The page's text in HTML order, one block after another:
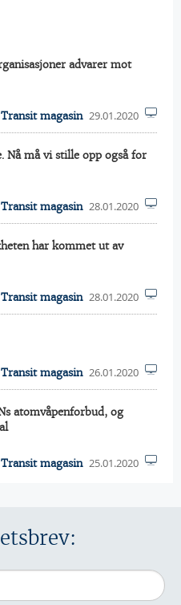
advarer mot
Transit magasin 29.01.2020
Nå må vi stille opp også for
Transit magasin 28.01.2020
har kommet ut av
Transit magasin 28.01.2020
Transit magasin 26.01.2020
atomvåpenforbud, og
Transit magasin 25.01.2020